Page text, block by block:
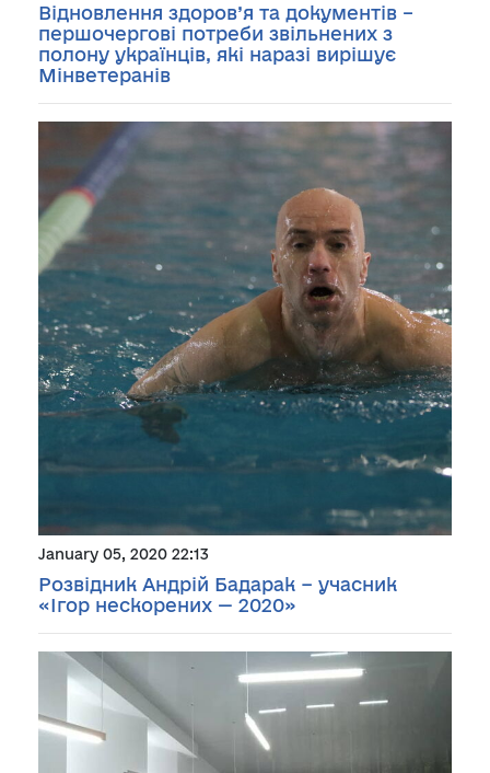
Відновлення здоров’я та документів –
першочергові потреби звільнених з
полону українців, які наразі вирішує
Мінветеранів
January 05, 2020 22:13
Розвідник Андрій Бадарак − учасник
«Ігор нескорених — 2020»